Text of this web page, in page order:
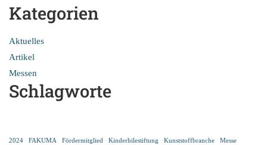
Kategorien
Aktuelles
Artikel
Messen
Schlagworte
2024 FAKUMA Fördermitglied Kinderhilestiftung Kunststoffbranche Messe